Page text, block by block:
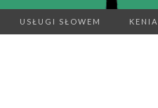
USŁUGI SŁOWEM KENIA